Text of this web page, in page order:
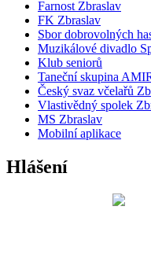
Farnost Zbraslav
FK Zbraslav
Sbor dobrovolných
Muzikálové divadlo
Klub seniorů
Taneční skupina
Český svaz včelařů
Vlastivědný spolek
MS Zbraslav
Mobilní aplikace
Hlášení